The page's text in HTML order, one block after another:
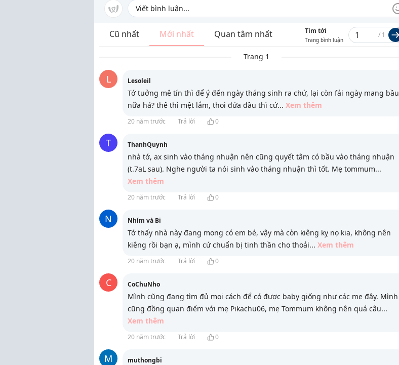
Cũ nhất Mới nhất Quan tâm nhất Tìm tới
Trang bình luận
/ 1
Trang 1
L Lesoleil
Tớ tuởng mê tín thì để ý đến ngày tháng sinh ra chứ, lại còn fải ngày mang bầu
nữa hả? thế thì mệt lắm, thoi đứa đầu thì cứ... Xem thêm
20 năm trước Trả lời 0
T ThanhQuynh
nhà tớ, ax sinh vào tháng nhuận nên cũng quyết tâm có bầu vào tháng nhuận
(t.7aL sau). Nghe người ta nói sinh vào tháng nhuận thì tốt. Mẹ tommum...
Xem thêm
20 năm trước Trả lời 0
N Nhím và Bi
Tớ thấy nhà này đang mong có em bé, vậy mà còn kiêng kỵ nọ kia, không nên
kiêng rồi bạn ạ, mình cứ chuẩn bị tinh thần cho thoải... Xem thêm
20 năm trước Trả lời 0
C CoChuNho
Mình cũng đang tìm đủ mọi cách để có được baby giống như các mẹ đây. Mình
cũng đồng quan điểm với mẹ Pikachu06, mẹ Tommum không nên quá câu...
Xem thêm
20 năm trước Trả lời 0
M muthongbi